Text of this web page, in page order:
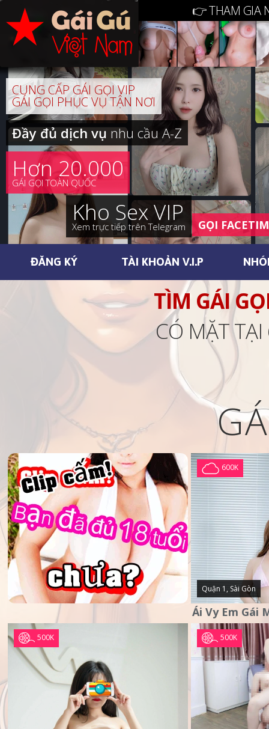
👉 THAM GIA
CUNG CẤP GÁI GỌI VIP
GÁI GỌI PHỤC VỤ TẬN NƠI
Đầy đủ dịch vụnhu cầu A-Z
Hơn 20.000
GÁI GỌI TOÀN QUỐC
Kho Sex VIP
Xem trực tiếp trên Telegram GỌI
ĐĂNG KÝ TÀI KHOẢN V.I.P
TÌM GÁI
CÓ MẶT
600K
Quận 1, Sài Gòn
500K 500K